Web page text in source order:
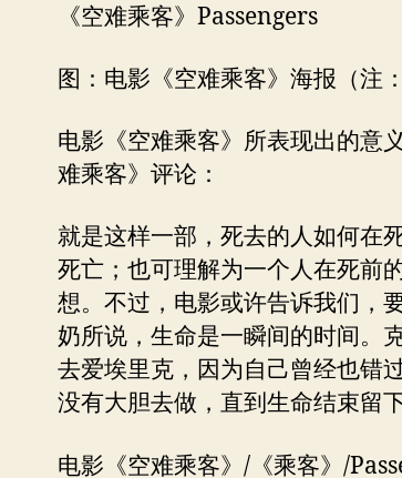
《空难乘客》Passengers
图：电影《空难乘客》海报（注
电影《空难乘客》所表现出的意
难乘客》评论：
就是这样一部，死去的人如何在
死亡；也可理解为一个人在死前
想。不过，电影或许告诉我们，
奶所说，生命是一瞬间的时间。
去爱埃里克，因为自己曾经也错
没有大胆去做，直到生命结束留
电影《空难乘客》/《乘客》/